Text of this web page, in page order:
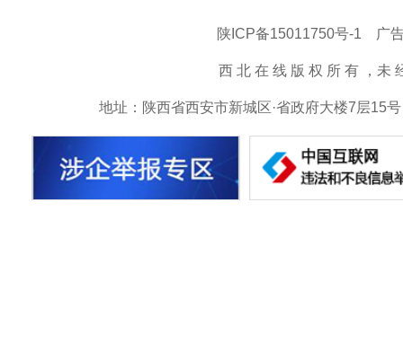
陕ICP备15011750号-1 广
西 北 在 线 版 权 所 有 ，未
地址：陕西省西安市新城区·省政府大楼7层